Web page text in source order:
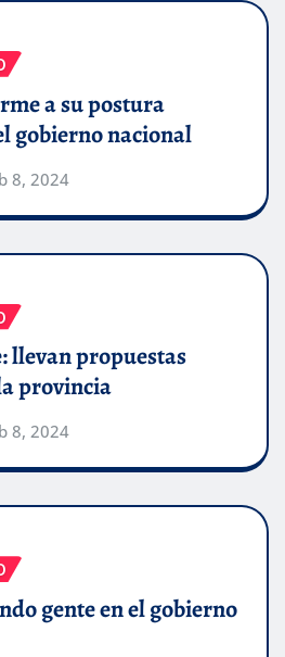
a su postura
gobierno nacional
8, 2024
llevan propuestas
provincia
8, 2024
gente en el gobierno